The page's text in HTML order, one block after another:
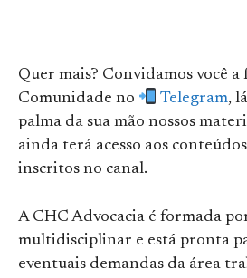
Quer mais? Convidamos você a
Comunidade no
Telegram,
palma da sua mão nossos
ainda terá acesso aos
inscritos no canal.
A CHC Advocacia é formada
multidisciplinar e está pronta
eventuais demandas da área